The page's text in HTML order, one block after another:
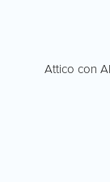
Attico con